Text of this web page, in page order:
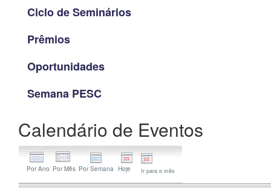
Ciclo de Seminários
Prêmios
Oportunidades
Semana PESC
Calendário de Eventos
Ir para o mês